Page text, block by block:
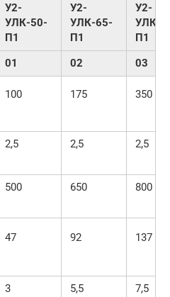
У2-
УЛК-50-
П1
У2-
УЛК-65-
П1
У2-
УЛК-
П1
01 02
03
100 175 350
2,5 2,5 2,5
500 650 800
47 92 137
3 5,5 7,5